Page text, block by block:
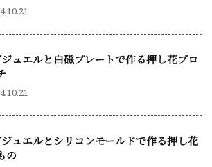
ュエルと白磁プレートで作る押し花ブロ
ュエルとシリコンモールドで作る押し花
の